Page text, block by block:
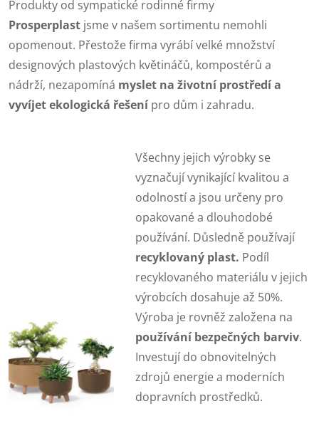
Produkty od sympatické rodinné firmy
Prosperplast jsme v našem sortimentu nemohli
opomenout. Přestože firma vyrábí velké množství
designových plastových květináčů, kompostérů a
nádrží, nezapomíná myslet na životní prostředí a
vyvíjet ekologická řešenípro dům i zahradu.
Všechny jejich výrobky se
vyznačují vynikající kvalitou a
odolností a jsou určeny pro
opakované a dlouhodobé
používání. Důsledně používají
recyklovaný plast. Podíl
recyklovaného materiálu v jejich
výrobcích dosahuje až 50%.
Výroba je rovněž založena na
používání bezpečných barviv.
Investují do obnovitelných
zdrojů energie a moderních
dopravních prostředků.